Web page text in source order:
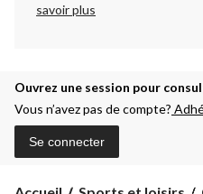
savoir plus
Ouvrez une session pour
Vous n’avez pas de compte?
Se connecter